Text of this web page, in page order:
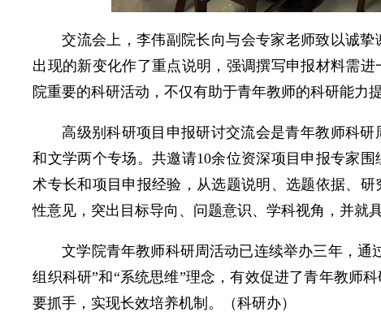
交流会上，李伟副院长向与会专家老师致以诚
出现的新变化作了重点说明，强调撰写申报材料需
院重要的科研活动，不仅有助于青年教师的科研能力
高级别科研项目申报研讨交流会是青年教师科
和文学两个专场。共邀请10余位资深项目申报专家
术专长和项目申报经验，从选题说明、选题依据、
性意见，突出目标导向、问题意识、学科视角，并就
文学院青年教师科研周活动已连续举办三年，
组织科研”和“系统思维”理念，有效促进了青年教师
要抓手，实现长效培养机制。（科研办）